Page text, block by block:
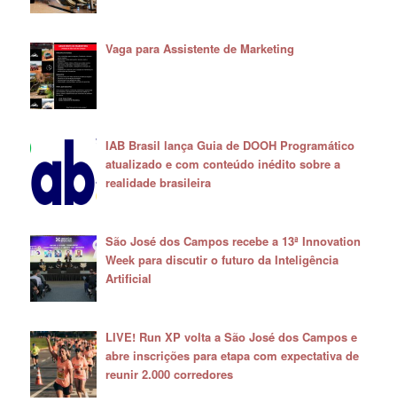
Vaga para Assistente de Marketing
IAB Brasil lança Guia de DOOH Programático
atualizado e com conteúdo inédito sobre a
realidade brasileira
São José dos Campos recebe a 13ª Innovation
Week para discutir o futuro da Inteligência
Artificial
LIVE! Run XP volta a São José dos Campos e
abre inscrições para etapa com expectativa de
reunir 2.000 corredores